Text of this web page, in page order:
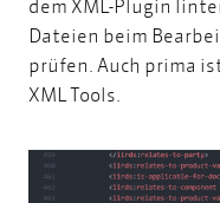
dem XML-Plugin
Dateien beim
prüfen. Auch prima
XML Tools.